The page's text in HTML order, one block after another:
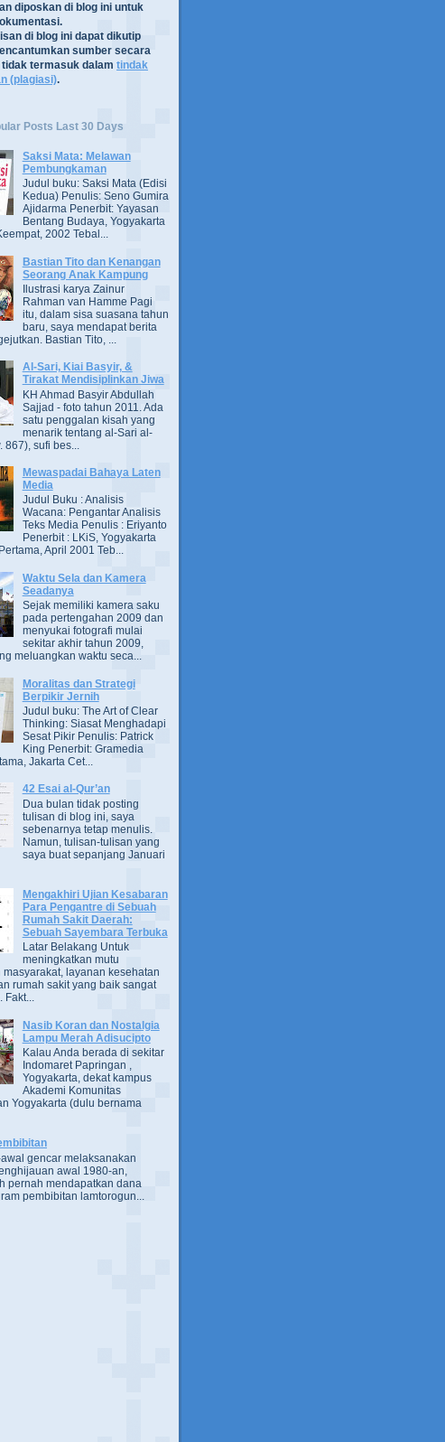
diposkan di blog ini untuk
di blog ini dapat dikutip
sumber secara
termasuk dalam tindak
(plagiasi).
Posts Last 30 Days
Saksi Mata: Melawan
Pembungkaman
Judul buku: Saksi Mata (Edisi
Kedua) Penulis: Seno Gumira
Ajidarma Penerbit: Yayasan
Bentang Budaya, Yogyakarta
2002 Tebal...
Bastian Tito dan Kenangan
Seorang Anak Kampung
Ilustrasi karya Zainur
Rahman van Hamme Pagi
itu, dalam sisa suasana tahun
baru, saya mendapat berita
Bastian Tito, ...
Al-Sari, Kiai Basyir, &
Tirakat Mendisiplinkan Jiwa
KH Ahmad Basyir Abdullah
Sajjad - foto tahun 2011. Ada
satu penggalan kisah yang
menarik tentang al-Sari al-
867), sufi bes...
Mewaspadai Bahaya Laten
Media
Judul Buku : Analisis
Wacana: Pengantar Analisis
Teks Media Penulis : Eriyanto
Penerbit : LKiS, Yogyakarta
April 2001 Teb...
Waktu Sela dan Kamera
Seadanya
Sejak memiliki kamera saku
pada pertengahan 2009 dan
menyukai fotografi mulai
sekitar akhir tahun 2009,
meluangkan waktu seca...
Moralitas dan Strategi
Berpikir Jernih
Judul buku: The Art of Clear
Thinking: Siasat Menghadapi
Sesat Pikir Penulis: Patrick
King Penerbit: Gramedia
Jakarta Cet...
42 Esai al-Qur’an
Dua bulan tidak posting
tulisan di blog ini, saya
sebenarnya tetap menulis.
Namun, tulisan-tulisan yang
saya buat sepanjang Januari
Mengakhiri Ujian Kesabaran
Para Pengantre di Sebuah
Rumah Sakit Daerah:
Sebuah Sayembara Terbuka
Latar Belakang Untuk
meningkatkan mutu
masyarakat, layanan kesehatan
rumah sakit yang baik sangat
Nasib Koran dan Nostalgia
Lampu Merah Adisucipto
Kalau Anda berada di sekitar
Indomaret Papringan ,
Yogyakarta, dekat kampus
Akademi Komunitas
Yogyakarta (dulu bernama
gencar melaksanakan
awal 1980-an,
pernah mendapatkan dana
pembibitan lamtorogun...